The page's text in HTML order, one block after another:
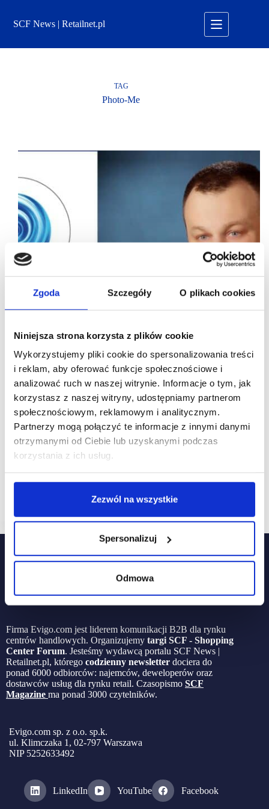
Zgoda Szczegóły O plikach cookies
Niniejsza strona korzysta z plików cookie
Wykorzystujemy pliki cookie do spersonalizowania treści
i reklam, aby oferować funkcje społecznościowe i
analizować ruch w naszej witrynie. Informacje o tym, jak
korzystasz z naszej witryny, udostępniamy partnerom
społecznościowym, reklamowym i analitycznym.
Partnerzy mogą połączyć te informacje z innymi danymi
otrzymanymi od Ciebie lub uzyskanymi podczas
korzystania z ich usług.
Zezwól na wszystkie
Spersonalizuj
Odmowa
treściSCF News | Retailnet.pl
TAG
Photo-Me
09/02/2021 Photo-Me
[WYWIAD] Łukasz Krzemieniewski, Photo-Me:
rozwój sieci pralniomatów Revolution nabiera tempa
Planujemy w tym roku uruchomić co najmniej 5
województw, i jest to nasz cel minimum. Natomiast
negocjacyjnych z naszymi partnerami. Jeśli…
Firma Evigo.com jest liderem komunikacji B2B dla rynku
centrów handlowych. Organizujemy targi SCF - Shopping
Center Forum. Jesteśmy wydawcą portalu SCF News |
Retailnet.pl, którego codzienny newsletter dociera do
ponad 6000 odbiorców: najemców, deweloperów oraz
dostawców usług dla rynku retail. Czasopismo SCF
Magazine ma ponad 3000 czytelników.
Evigo.com sp. z o.o. sp.k.
ul. Klimczaka 1, 02-797 Warszawa
NIP 5252633492
LinkedIn YouTube Facebook